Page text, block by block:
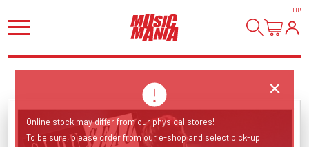
HI!
Online stock may differ from our physical stores!
To be sure, please order from our e-shop and select pick-up.